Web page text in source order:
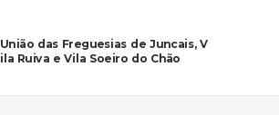
União das Freguesias de Juncais, V
ila Ruiva e Vila Soeiro do Chão